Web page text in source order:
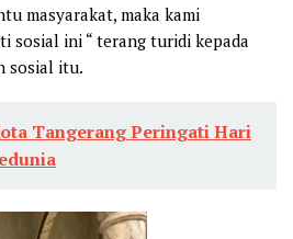
masyarakat, maka kami
sosial ini “ terang turidi kepada
sosial itu.
Tangerang Peringati Hari